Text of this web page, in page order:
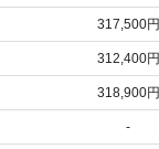
317,500円
312,400円
318,900円
-